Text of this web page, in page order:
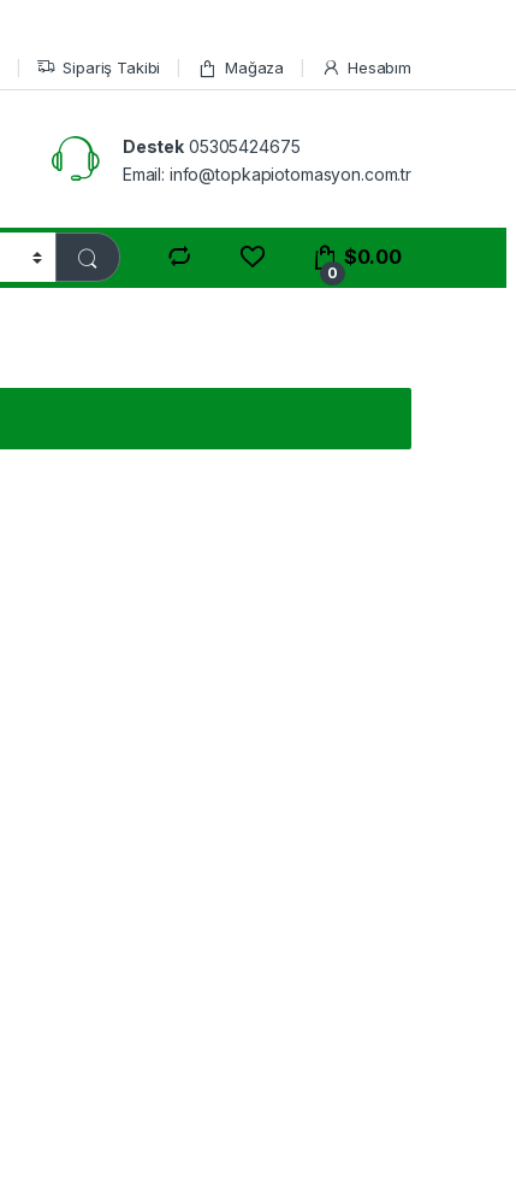
Sipariş Takibi Mağaza Hesabım
Destek 05305424675
Email: info@topkapiotomasyon.com.tr
0
$0.00